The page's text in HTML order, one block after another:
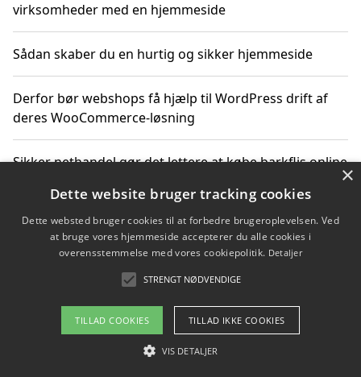
virksomheder med en hjemmeside
Sådan skaber du en hurtig og sikker hjemmeside
Derfor bør webshops få hjælp til WordPress drift af
deres WooCommerce-løsning
Sikker nethandel gør det lettere at købe barkflis online
Ting du bør vide før du vælger webbureau i Aarhus
Copyright 2026 - Pilanto Aps
Om / kontakt
Blog Betingelser
×
Dette website bruger tracking cookies
Dette websted bruger cookies til at forbedre brugeroplevelsen. Ved
at bruge vores hjemmeside accepterer du alle cookies i
overensstemmelse med vores cookiepolitik. Detaljer
STRENGT NØDVENDIGE
TILLAD COOKIES TILLAD IKKE COOKIES
VIS DETALJER